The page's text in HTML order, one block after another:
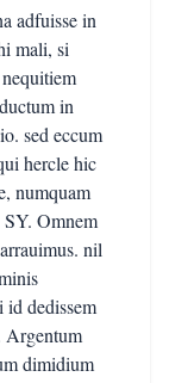
adfuisse in
mali, si
in
sed eccum
hercle hic
numquam
Omnem
nil
dedissem
Argentum
dimidium